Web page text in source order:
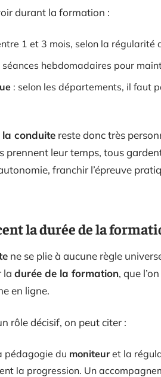
durant la formation :
1 et 3 mois, selon la régularité
séances hebdomadaires pour
: selon les départements, il faut
conduite reste donc très
prennent leur temps, tous
franchir l’épreuve
la durée de la
ne se plie à aucune règle
la durée de la formation, que
en ligne.
rôle décisif, on peut citer :
pédagogie du moniteuret la
la progression. Un